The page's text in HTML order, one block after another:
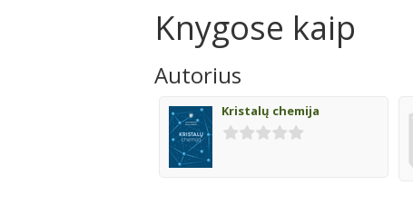
Knygose kaip
Autorius
Kristalų chemija